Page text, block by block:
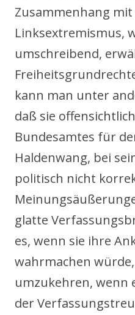
Zusammenhang mit
Linksextremismus,
umschreibend,
kann man unter
daß sie
Bundesamtes für
Haldenwang, bei
politisch nicht
glatte
es, wenn sie ihre
wahrmachen
umzukehren, wenn
der